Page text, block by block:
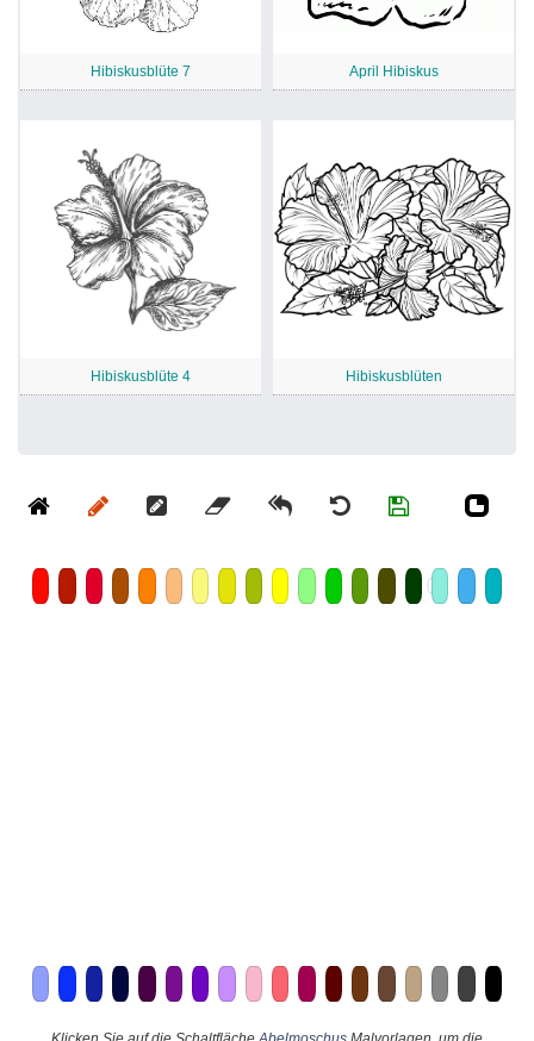
Hibiskusblüte 7 April Hibiskus
Hibiskusblüte 4 Hibiskusblüten